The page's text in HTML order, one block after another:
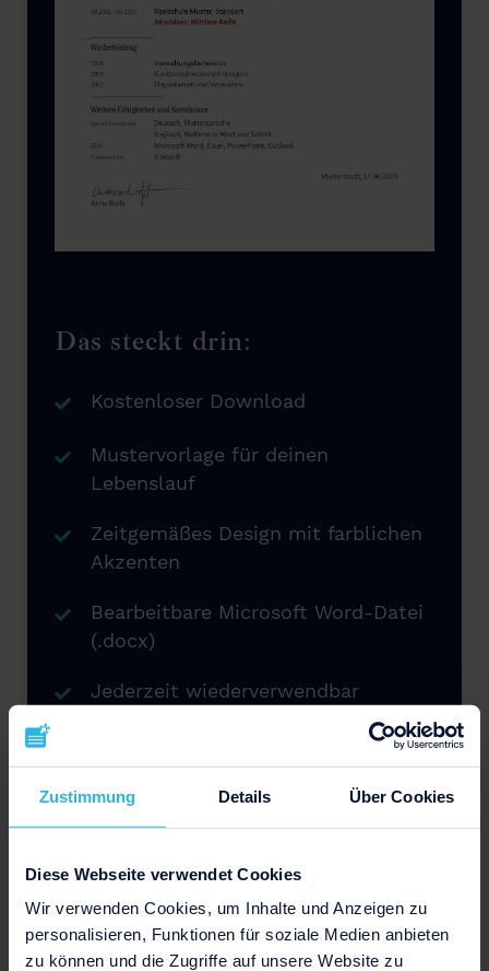
Zustimmung Details Über Cookies
Diese Webseite verwendet Cookies
Wir verwenden Cookies, um Inhalte und Anzeigen zu
personalisieren, Funktionen für soziale Medien anbieten
zu können und die Zugriffe auf unsere Website zu
Das steckt drin:
Kostenloser Download
Mustervorlage für deinen
Lebenslauf
Zeitgemäßes Design mit farblichen
Akzenten
Bearbeitbare Microsoft Word-Datei
(.docx)
Jederzeit wiederverwendbar
Jetzt herunterladen